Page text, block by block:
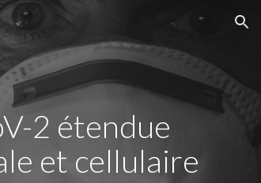
2 étendue
et cellulaire